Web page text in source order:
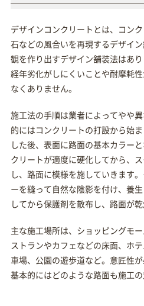
デザインコンクリートとは、コン
石などの風合いを再現するデザイ
観を作り出すデザイン舗装法はあ
経年劣化がしにくいことや耐摩耗
なくありません。
施工法の手順は業者によってやや
的にはコンクリートの打設から始
した後、表面に路面の基本カラー
クリートが適度に硬化してから、
し、路面に模様を施していきます
ーを縫って自然な陰影を付け、養
してから保護剤を散布し、路面が乾
主な施工場所は、ショッピングモ
ストランやカフェなどの床面、ホ
車場、公園の遊歩道など。意匠性が
基本的にはどのような路面も施工の